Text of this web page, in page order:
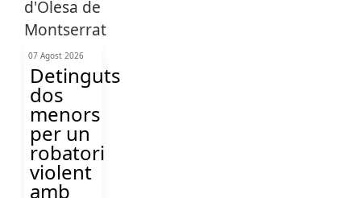
07 Agost 2026
Detinguts
dos
menors
per un
robatori
violent
amb